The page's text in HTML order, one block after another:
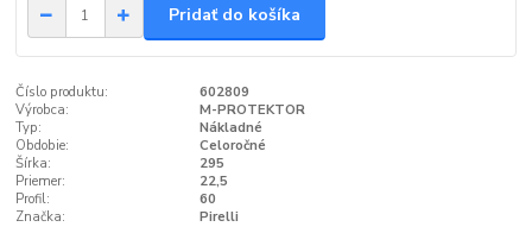
Pridať do košíka
Číslo produktu:
602809
Výrobca:
M-PROTEKTOR
Typ:
Nákladné
Obdobie:
Celoročné
Šírka:
295
Priemer:
22,5
Profil:
60
Značka:
Pirelli